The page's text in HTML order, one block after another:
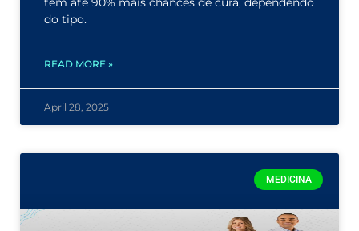
do tipo.
READ MORE »
April 28, 2025
MEDICINA